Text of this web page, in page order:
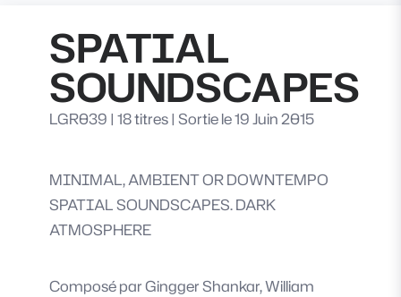
SPATIAL
SOUNDSCAPES
LGR039 | 18 titres| Sortie le 19 Juin 2015
MINIMAL, AMBIENT OR DOWNTEMPO
SPATIAL SOUNDSCAPES. DARK
ATMOSPHERE
Composé parGingger Shankar, William